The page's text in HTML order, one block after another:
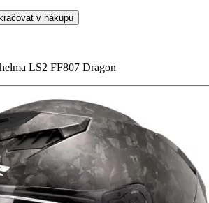
v nákupu
LS2 FF807 Dragon